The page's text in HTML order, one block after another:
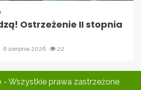
Ostrzeżenie II stopnia
6 sierpnia 2026 22
Wszystkie prawa zastrzeżone